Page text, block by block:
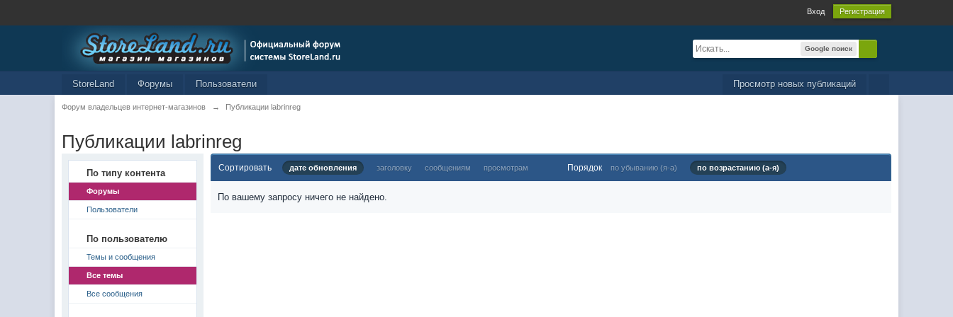
Вход Регистрация
Google поиск
Просмотр новых публикаций
StoreLand Форумы Пользователи
Форум владельцев интернет-магазинов → Публикации labrinreg
Публикации labrinreg
По типу контента
Форумы
Пользователи
По пользователю
Темы и сообщения
Все темы
Все сообщения
Сортировать дате обновления заголовку сообщениям просмотрам Порядок по убыванию (я-а) по возрастанию (а-я)
По вашему запросу ничего не найдено.